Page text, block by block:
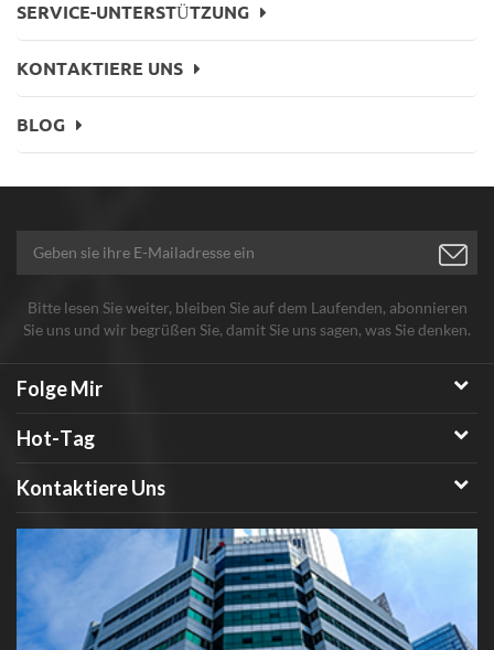
SERVICE-UNTERSTÜTZUNG
KONTAKTIERE UNS
BLOG
Bitte lesen Sie weiter, bleiben Sie auf dem Laufenden, abonnieren
Sie uns und wir begrüßen Sie, damit Sie uns sagen, was Sie denken.
Folge Mir
Hot-Tag
Kontaktiere Uns